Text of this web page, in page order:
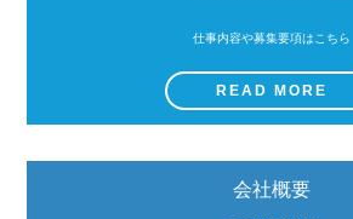
仕事内容や募集要項はこちら
READ MORE
会社概要